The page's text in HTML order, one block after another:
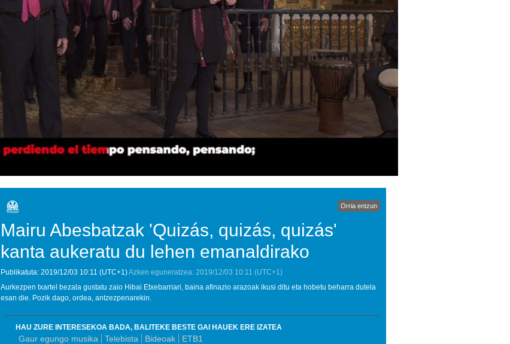
Orria entzun
Mairu Abesbatzak 'Quizás, quizás, quizás'
kanta aukeratu du lehen emanaldirako
Publikatuta: 2019/12/03 10:11 (UTC+1)Azken eguneratzea: 2019/12/03 10:11 (UTC+1)
Aurkezpen txartel bezala gustatu zaio Hibai Etxebarriari, baina afinazio arazoak ikusi ditu eta hobetu beharra dutela
esan die. Pozik dago, ordea, antzezpenarekin.
HAU ZURE INTERESEKOA BADA, BALITEKE BESTE GAI HAUEK ERE IZATEA
Gaur egungo musika Telebista Bideoak ETB1